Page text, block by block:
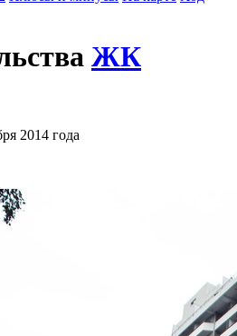
ЖК
2014 года